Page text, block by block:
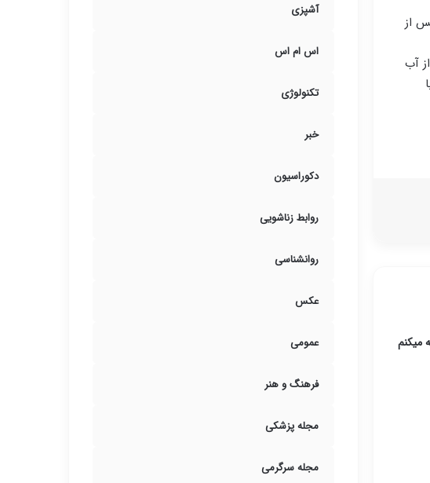
از
از آب
میکنم
آشپزی
اس ام اس
تکنولوژی
خبر
دکوراسیون
روابط زناشویی
روانشناسی
عکس
عمومی
فرهنگ و هنر
مجله پزشکی
مجله سرگرمی